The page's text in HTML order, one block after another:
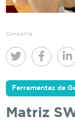
Compartile
Ferramentas de
Matriz